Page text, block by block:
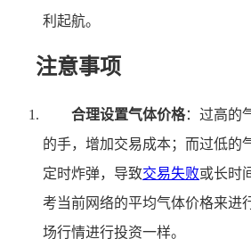
利起航。
注意事项
合理设置气体价格：过高的
的手，增加交易成本；而过低的
定时炸弹，导致交易失败或长时
考当前网络的平均气体价格来进
场行情进行投资一样。